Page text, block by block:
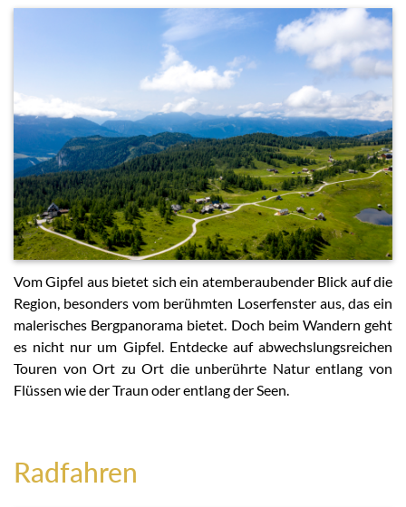
Vom Gipfel aus bietet sich ein atemberaubender Blick auf die
Region, besonders vom berühmten Loserfenster aus, das ein
malerisches Bergpanorama bietet. Doch beim Wandern geht
es nicht nur um Gipfel. Entdecke auf abwechslungsreichen
Touren von Ort zu Ort die unberührte Natur entlang von
Flüssen wie der Traun oder entlang der Seen.
Radfahren